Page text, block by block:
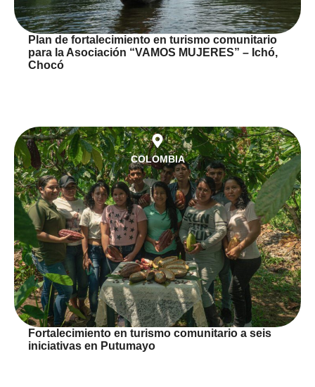
Plan de fortalecimiento en turismo comunitario
para la Asociación “VAMOS MUJERES” – Ichó,
Chocó
COLOMBIA
Fortalecimiento en turismo comunitario a seis
iniciativas en Putumayo